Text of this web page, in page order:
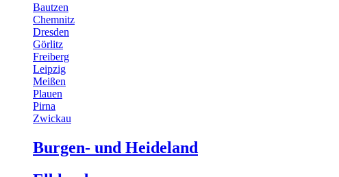
Bautzen
Chemnitz
Dresden
Görlitz
Freiberg
Leipzig
Meißen
Plauen
Pirna
Zwickau
Burgen- und Heideland